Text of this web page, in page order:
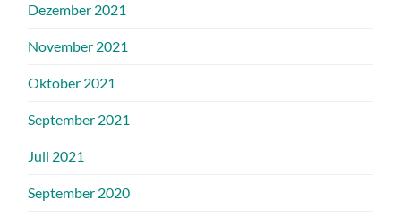
Dezember 2021
November 2021
Oktober 2021
September 2021
Juli 2021
September 2020